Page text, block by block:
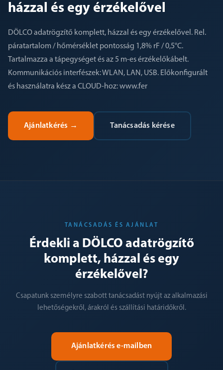
házzal és egy érzékelővel
DÖLCO adatrögzítő komplett, házzal és egy érzékelővel. Rel.
páratartalom / hőmérséklet pontosság 1,8% rF / 0,5°C.
Tartalmazza a tápegységet és az 5 m-es érzékelőkábelt.
Kommunikációs interfészek: WLAN, LAN, USB. Előkonfigurált
és használatra kész a CLOUD-hoz: www.fer
Ajánlatkérés → Tanácsadás kérése
TANÁCSADÁS ÉS AJÁNLAT
Érdekli a DÖLCO adatrögzítő
komplett, házzal és egy
érzékelővel?
Csapatunk személyre szabott tanácsadást nyújt az alkalmazási
lehetőségekről, árakról és szállítási határidőkről.
Ajánlatkérés e-mailben